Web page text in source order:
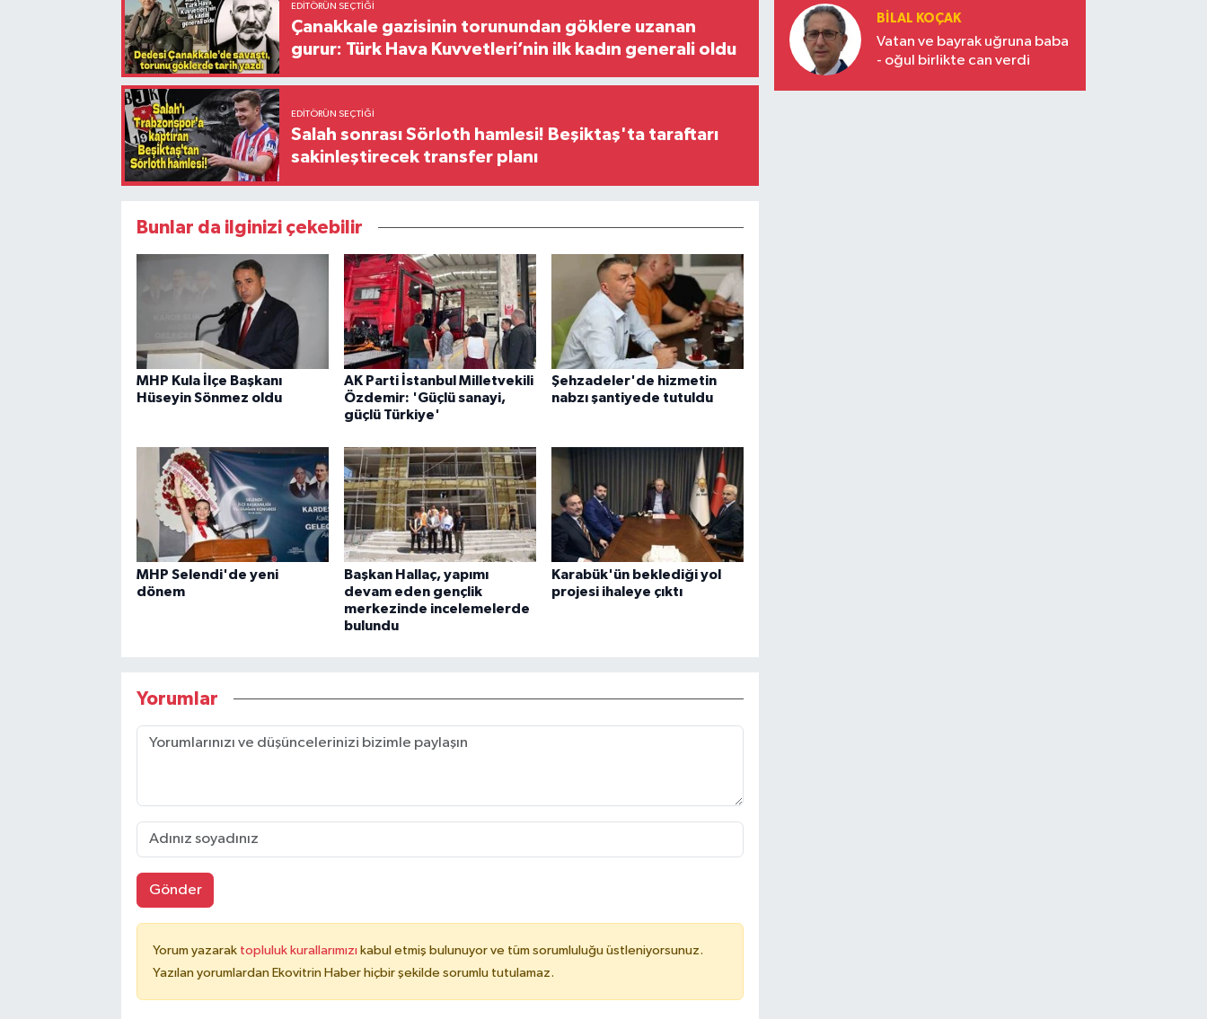
EDITÖRÜN SEÇTIĞI
Çanakkale gazisinin torunundan göklere uzanan
gurur: Türk Hava Kuvvetleri’nin ilk kadın generali oldu
EDITÖRÜN SEÇTIĞI
Salah sonrası Sörloth hamlesi! Beşiktaş'ta taraftarı
sakinleştirecek transfer planı
Bunlar da ilginizi çekebilir
MHP Kula İlçe Başkanı
Hüseyin Sönmez oldu
AK Parti İstanbul Milletvekili
Özdemir: 'Güçlü sanayi,
güçlü Türkiye'
Şehzadeler'de hizmetin
nabzı şantiyede tutuldu
MHP Selendi'de yeni
dönem
Başkan Hallaç, yapımı
devam eden gençlik
merkezinde incelemelerde
bulundu
Karabük'ün beklediği yol
projesi ihaleye çıktı
Yorumlar
Gönder
Yorum yazarak topluluk kurallarımızı kabul etmiş bulunuyor ve tüm sorumluluğu üstleniyorsunuz.
Yazılan yorumlardan Ekovitrin Haber hiçbir şekilde sorumlu tutulamaz.
BILAL KOÇAK
Vatan ve bayrak uğruna baba
- oğul birlikte can verdi